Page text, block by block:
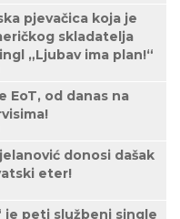
pjevačica koja je
skladatelja
„Ljubav ima plan!“
EoT, od danas na
donosi dašak
eter!
je peti službeni single